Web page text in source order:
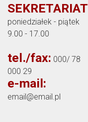
SEKRETARIAT
poniedziałek - piątek
9.00 - 17.00
tel./fax: 000/ 78
000 29
e-mail:
email@email.pl